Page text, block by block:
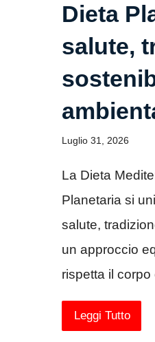
Dieta
salute,
Luglio 31, 2026
La Dieta
Planetaria si
salute,
un approccio
rispetta il corpo
Leggi Tutto